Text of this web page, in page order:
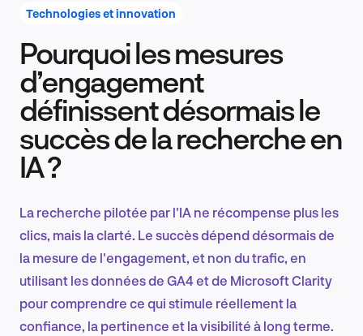
Recherche et conception produit
Tendances sectorielles
FR
Technologies et innovation
Pourquoi les mesures
d’engagement
définissent désormais le
succès de la recherche en
IA ?
La recherche pilotée par l'IA ne récompense plus les
clics, mais la clarté. Le succès dépend désormais de
la mesure de l'engagement, et non du trafic, en
utilisant les données de GA4 et de Microsoft Clarity
pour comprendre ce qui stimule réellement la
confiance, la pertinence et la visibilité à long terme.